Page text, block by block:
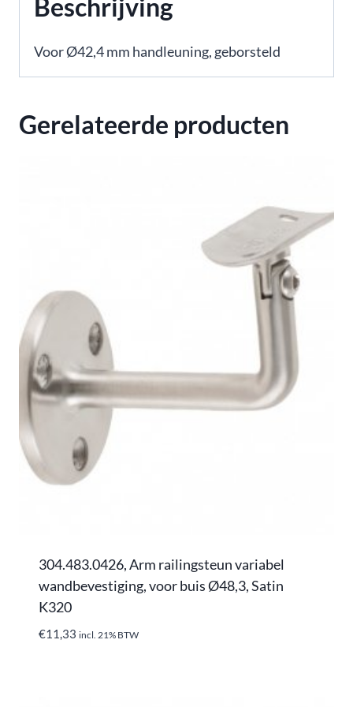
geborsteld
Beschrijving
Voor Ø42,4 mm handleuning, geborsteld
Gerelateerde producten
304.483.0426, Arm railingsteun variabel
wandbevestiging, voor buis Ø48,3, Satin
K320
€11,33 incl. 21% BTW